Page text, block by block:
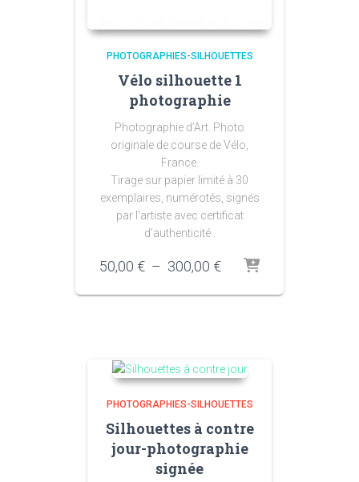
PHOTOGRAPHIES-SILHOUETTES
Vélo silhouette 1
photographie
Photographie d’Art. Photo
originale de course de Vélo,
France.
Tirage sur papier limité à 30
exemplaires, numérotés, signés
par l’artiste avec certificat
d’authenticité .
50,00 € – 300,00 €Plage
prix :
PHOTOGRAPHIES-SILHOUETTES
Silhouettes à contre
jour-photographie
signée